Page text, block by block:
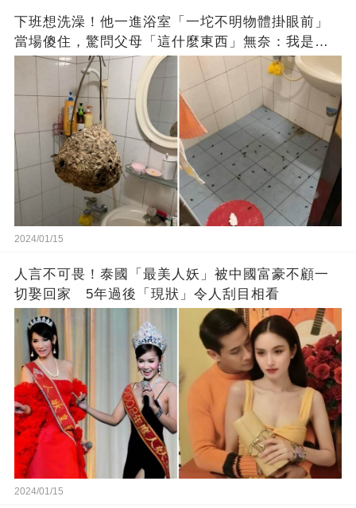
下班想洗澡！他一進浴室「一坨不明物體掛眼前」
當場傻住，驚問父母「這什麼東西」無奈：我是親
生的嗎？
2024/01/15
人言不可畏！泰國「最美人妖」被中國富豪不顧一
切娶回家 5年過後「現狀」令人刮目相看
2024/01/15